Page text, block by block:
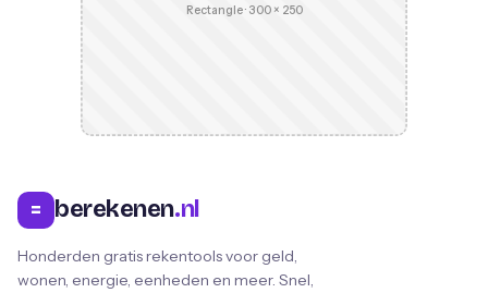
Rectangle · 300 × 250
= berekenen.nl
Honderden gratis rekentools voor geld,
wonen, energie, eenheden en meer. Snel,